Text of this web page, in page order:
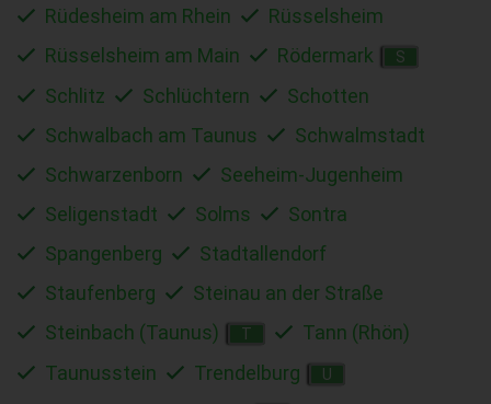
Rüdesheim am Rhein
Rüsselsheim
Rüsselsheim am Main
Rödermark S
Schlitz Schlüchtern
Schotten
Schwalbach am Taunus
Schwalmstadt
Schwarzenborn
Seeheim-Jugenheim
Seligenstadt
Solms
Sontra
Spangenberg
Stadtallendorf
Staufenberg
Steinau an der Straße
Steinbach (Taunus)
T
Tann (Rhön)
Taunusstein
Trendelburg U